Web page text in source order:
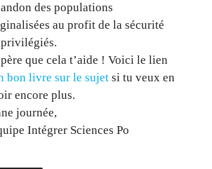
des populations
au profit de la sécurité
privilégiés.
que cela t’aide ! Voici le lien
bon livre sur le sujet si tu veux en
encore plus.
journée,
Intégrer Sciences Po